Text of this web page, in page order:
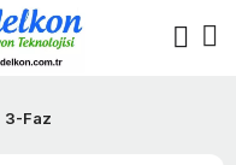
3-Faz